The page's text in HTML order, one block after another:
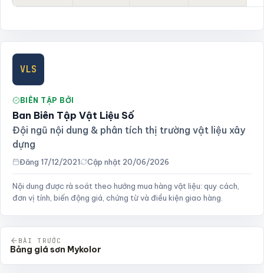
VLS
BIÊN TẬP BỞI
Ban Biên Tập Vật Liệu Số
Đội ngũ nội dung & phân tích thị trường vật liệu xây
dựng
Đăng 17/12/2021 Cập nhật 20/06/2026
Nội dung được rà soát theo hướng mua hàng vật liệu: quy cách,
đơn vị tính, biến động giá, chứng từ và điều kiện giao hàng.
BÀI TRƯỚC
Bảng giá sơn Mykolor